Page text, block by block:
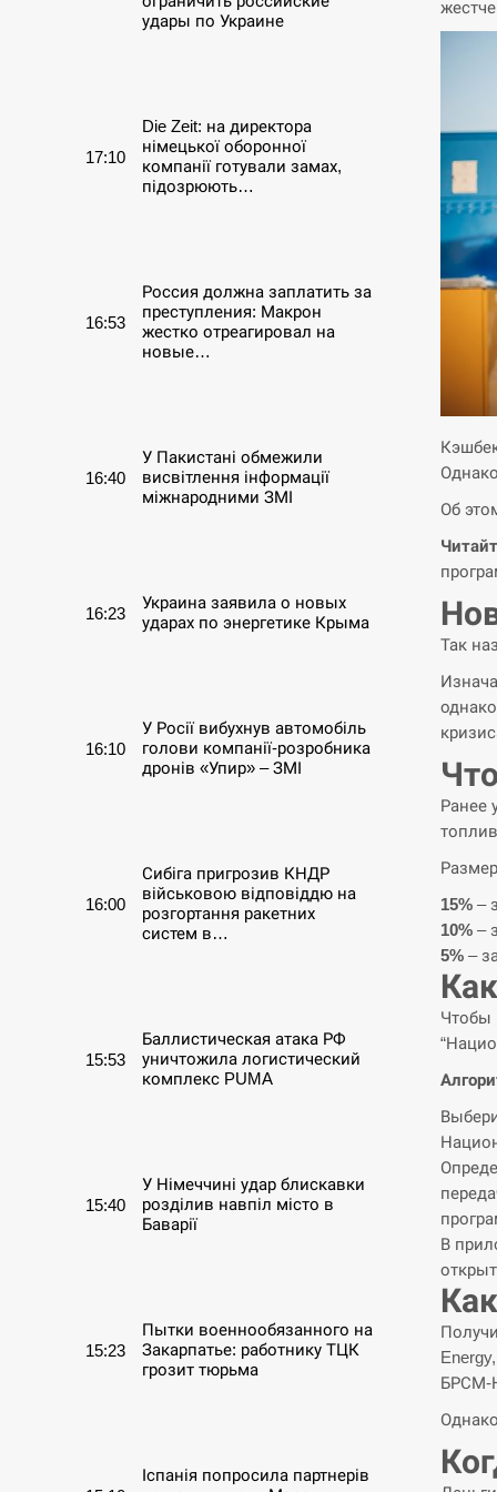
удары по Украине
17:10
Die Zeit: на директора
німецької оборонної
компанії готували замах,
підозрюють…
16:53
Россия должна заплатить за
преступления: Макрон
жестко отреагировал на
новые…
16:40
У Пакистані обмежили
висвітлення інформації
міжнародними ЗМІ
16:23
Украина заявила о новых
ударах по энергетике Крыма
16:10
У Росії вибухнув автомобіль
голови компанії-розробника
дронів «Упир» – ЗМІ
16:00
Сибіга пригрозив КНДР
військовою відповіддю на
розгортання ракетних
систем в…
15:53
Баллистическая атака РФ
уничтожила логистический
комплекс PUMA
15:40
У Німеччині удар блискавки
розділив навпіл місто в
Баварії
15:23
Пытки военнообязанного на
Закарпатье: работнику ТЦК
грозит тюрьма
Іспанія попросила партнерів
жестче
Об
Так
Ранее
15% –
10% –
5% –
Чтобы
В
БРСМ-